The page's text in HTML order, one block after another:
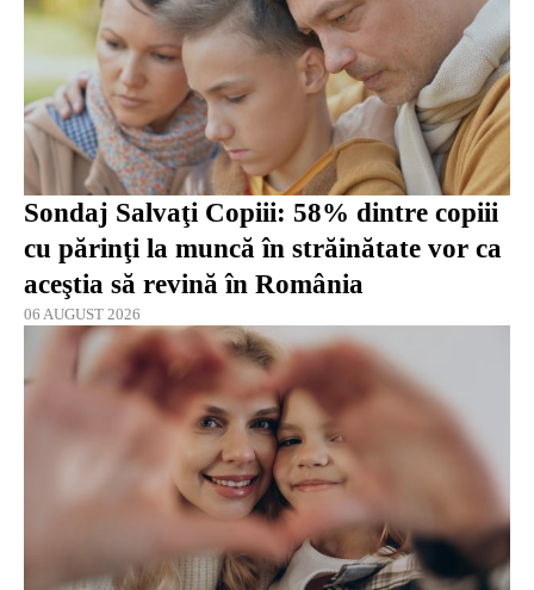
Sondaj Salvaţi Copiii: 58% dintre copiii
cu părinţi la muncă în străinătate vor ca
aceştia să revină în România
06 AUGUST 2026